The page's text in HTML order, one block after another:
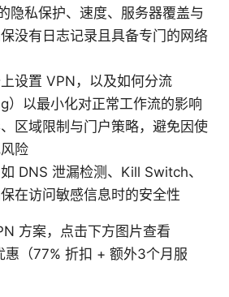
隐私保护、速度、服务器覆盖与
没有日志记录且具备专门的网络
设置 VPN，以及如何分流
）以最小化对正常工作流的影响
区域限制与门户策略，避免因使
险
DNS 泄漏检测、Kill Switch、
在访问敏感信息时的安全性
方案，点击下方图片查看
（77% 折扣 + 额外3个月服